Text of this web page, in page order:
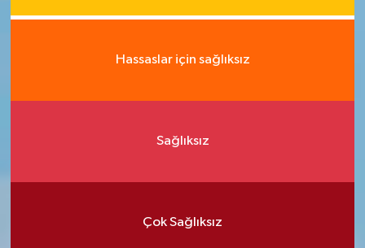
Hassaslar için sağlıksız
Sağlıksız
Çok Sağlıksız